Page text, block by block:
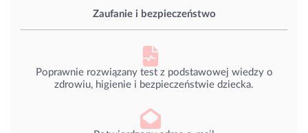
Zaufanie i bezpieczeństwo
Poprawnie rozwiązany test z podstawowej wiedzy o
zdrowiu, higienie i bezpieczeństwie dziecka.